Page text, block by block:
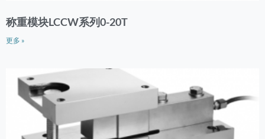
称重模块LCCW系列0-20T
更多 »